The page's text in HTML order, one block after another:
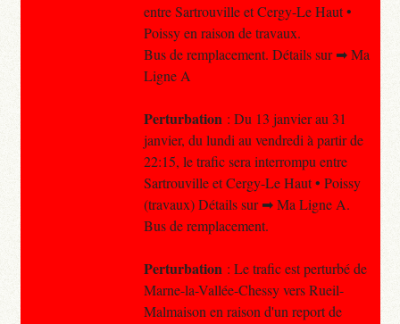
entre Sartrouville et Cergy-Le Haut •
Poissy en raison de travaux.
Bus de remplacement. Détails sur ➡ Ma
Ligne A
Perturbation : Du 13 janvier au 31
janvier, du lundi au vendredi à partir de
22:15, le trafic sera interrompu entre
Sartrouville et Cergy-Le Haut • Poissy
(travaux) Détails sur ➡ Ma Ligne A.
Bus de remplacement.
Perturbation : Le trafic est perturbé de
Marne-la-Vallée-Chessy vers Rueil-
Malmaison en raison d'un report de